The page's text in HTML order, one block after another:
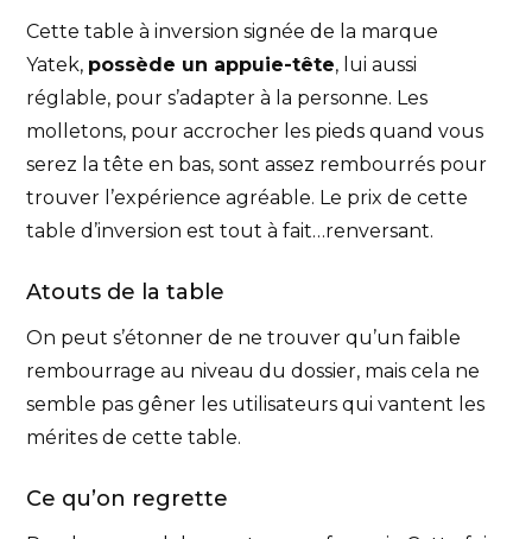
Cette table à inversion signée de la marque
Yatek, possède un appuie-tête, lui aussi
réglable, pour s’adapter à la personne. Les
molletons, pour accrocher les pieds quand vous
serez la tête en bas, sont assez rembourrés pour
trouver l’expérience agréable. Le prix de cette
table d’inversion est tout à fait…renversant.
Atouts de la table
On peut s’étonner de ne trouver qu’un faible
rembourrage au niveau du dossier, mais cela ne
semble pas gêner les utilisateurs qui vantent les
mérites de cette table.
Ce qu’on regrette